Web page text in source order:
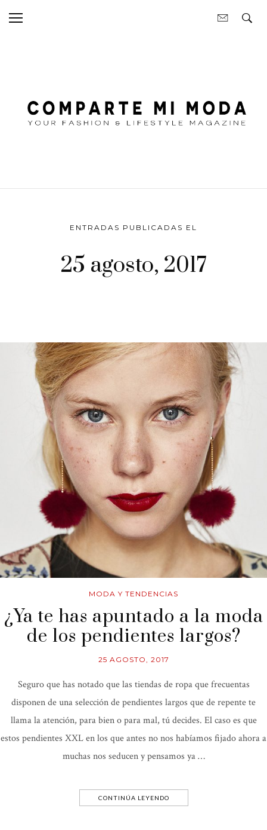
ENTRADAS PUBLICADAS EL
25 agosto, 2017
MODA Y TENDENCIAS
¿Ya te has apuntado a la moda
de los pendientes largos?
25 AGOSTO, 2017
Seguro que has notado que las tiendas de ropa que frecuentas
disponen de una selección de pendientes largos que de repente te
llama la atención, para bien o para mal, tú decides. El caso es que
estos pendientes XXL en los que antes no nos habíamos fijado ahora a
muchas nos seducen y pensamos ya …
CONTINÚA LEYENDO